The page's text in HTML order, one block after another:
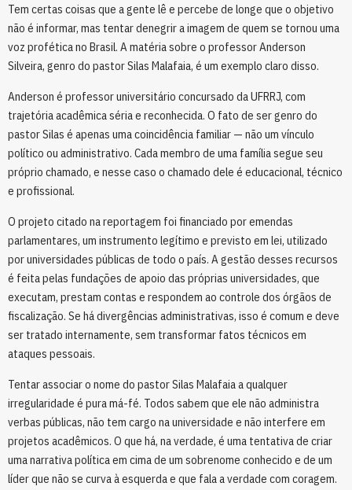
Tem certas coisas que a gente lê e percebe de longe que o objetivo
não é informar, mas tentar denegrir a imagem de quem se tornou uma
voz profética no Brasil. A matéria sobre o professor Anderson
Silveira, genro do pastor Silas Malafaia, é um exemplo claro disso.
Anderson é professor universitário concursado da UFRRJ, com
trajetória acadêmica séria e reconhecida. O fato de ser genro do
pastor Silas é apenas uma coincidência familiar — não um vínculo
político ou administrativo. Cada membro de uma família segue seu
próprio chamado, e nesse caso o chamado dele é educacional, técnico
e profissional.
O projeto citado na reportagem foi financiado por emendas
parlamentares, um instrumento legítimo e previsto em lei, utilizado
por universidades públicas de todo o país. A gestão desses recursos
é feita pelas fundações de apoio das próprias universidades, que
executam, prestam contas e respondem ao controle dos órgãos de
fiscalização. Se há divergências administrativas, isso é comum e deve
ser tratado internamente, sem transformar fatos técnicos em
ataques pessoais.
Tentar associar o nome do pastor Silas Malafaia a qualquer
irregularidade é pura má-fé. Todos sabem que ele não administra
verbas públicas, não tem cargo na universidade e não interfere em
projetos acadêmicos. O que há, na verdade, é uma tentativa de criar
uma narrativa política em cima de um sobrenome conhecido e de um
líder que não se curva à esquerda e que fala a verdade com coragem.